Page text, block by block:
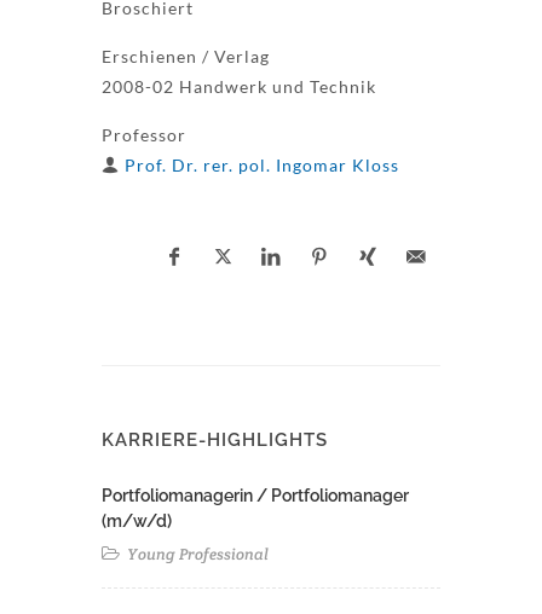
Broschiert
Erschienen / Verlag
2008-02 Handwerk und Technik
Professor
Prof. Dr. rer. pol. Ingomar Kloss
KARRIERE-HIGHLIGHTS
Portfoliomanagerin / Portfoliomanager
(m/w/d)
Young Professional